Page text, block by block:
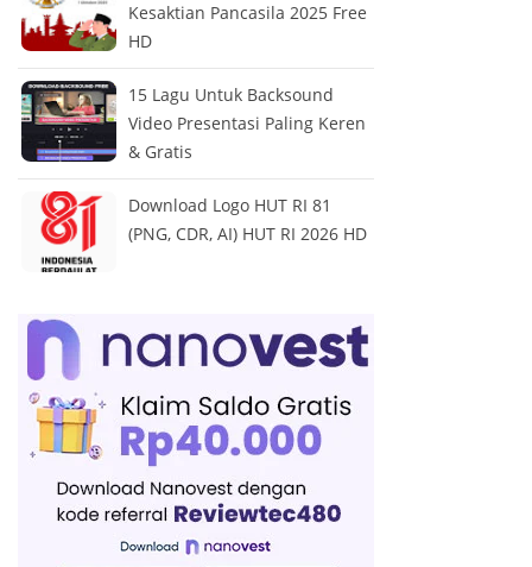
Kesaktian Pancasila 2025 Free
HD
15 Lagu Untuk Backsound
Video Presentasi Paling Keren
& Gratis
Download Logo HUT RI 81
(PNG, CDR, AI) HUT RI 2026 HD